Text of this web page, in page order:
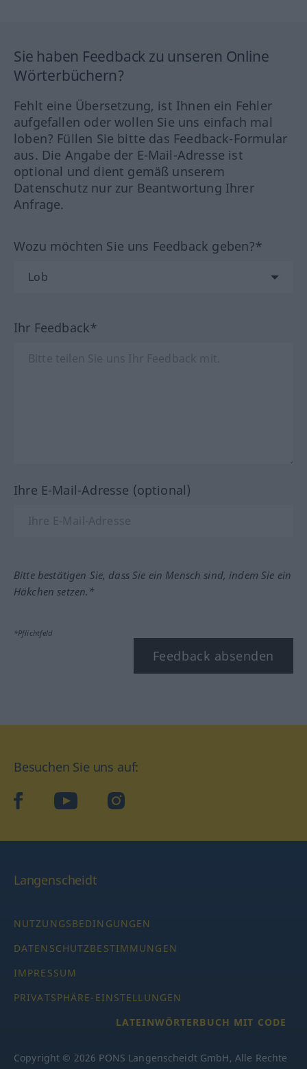
Sie haben Feedback zu unseren Online
Wörterbüchern?
Fehlt eine Übersetzung, ist Ihnen ein Fehler
aufgefallen oder wollen Sie uns einfach mal
loben? Füllen Sie bitte das Feedback-Formular
aus. Die Angabe der E-Mail-Adresse ist
optional und dient gemäß unserem
Datenschutz nur zur Beantwortung Ihrer
Anfrage.
Wozu möchten Sie uns Feedback geben?*
Ihr Feedback*
Ihre E-Mail-Adresse (optional)
Bitte bestätigen Sie, dass Sie ein Mensch sind, indem Sie ein
Häkchen setzen.*
*Pflichtfeld
Feedback absenden
Besuchen Sie uns auf:
facebookYouTube Instagram
Langenscheidt
NUTZUNGSBEDINGUNGEN
DATENSCHUTZBESTIMMUNGEN
IMPRESSUM
PRIVATSPHÄRE-EINSTELLUNGEN
LATEINWÖRTERBUCH MIT CODE
Copyright © 2026 PONS Langenscheidt GmbH, Alle Rechte